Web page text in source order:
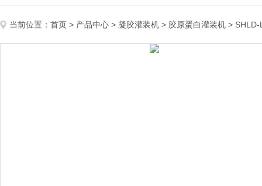
当前位置： 首页 > 产品中心 > 凝胶灌装机 > 胶原蛋白灌装机 > SHLD-